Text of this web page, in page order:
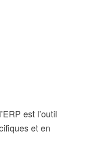
est l’outil
et en